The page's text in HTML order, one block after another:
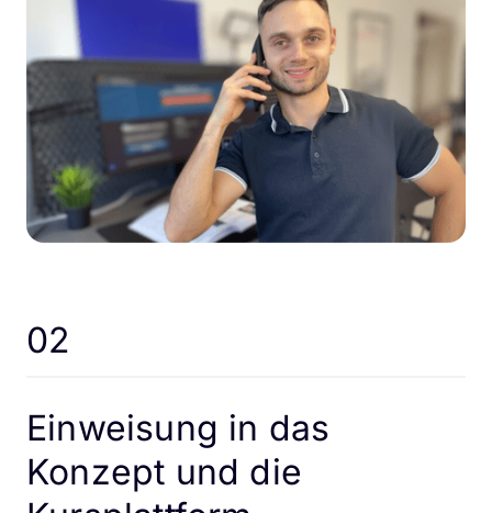
02
Einweisung in das
Konzept und die